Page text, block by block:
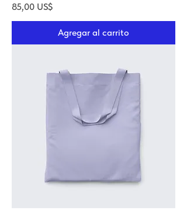
Precio
85,00 US$
Agregar al carrito